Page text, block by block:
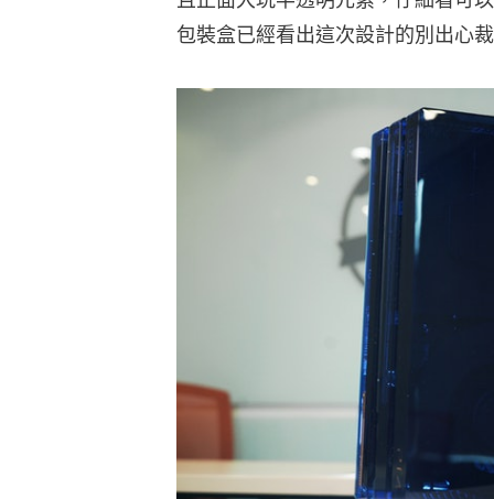
包裝盒已經看出這次設計的別出心